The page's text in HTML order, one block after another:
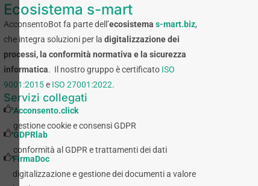
Ecosistema s-mart
AcconsentoBot fa parte dell’ecosistema s-mart.biz,
che integra soluzioni per la digitalizzazione dei
processi, la conformità normativa e la sicurezza
informatica. Il nostro gruppo è certificato ISO
9001:2015e ISO 27001:2022.
Servizi collegati
Acconsento.click
gestione cookie e consensi GDPR
GDPRlab
conformità al GDPR e trattamenti dei dati
FirmaDoc
digitalizzazione e gestione dei documenti a valore